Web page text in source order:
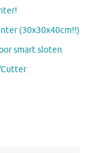
(30x30x40cm!!)
smart sloten
Cutter